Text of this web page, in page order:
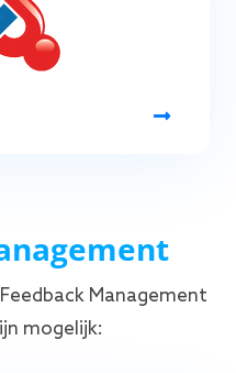
Management
mogelijk: